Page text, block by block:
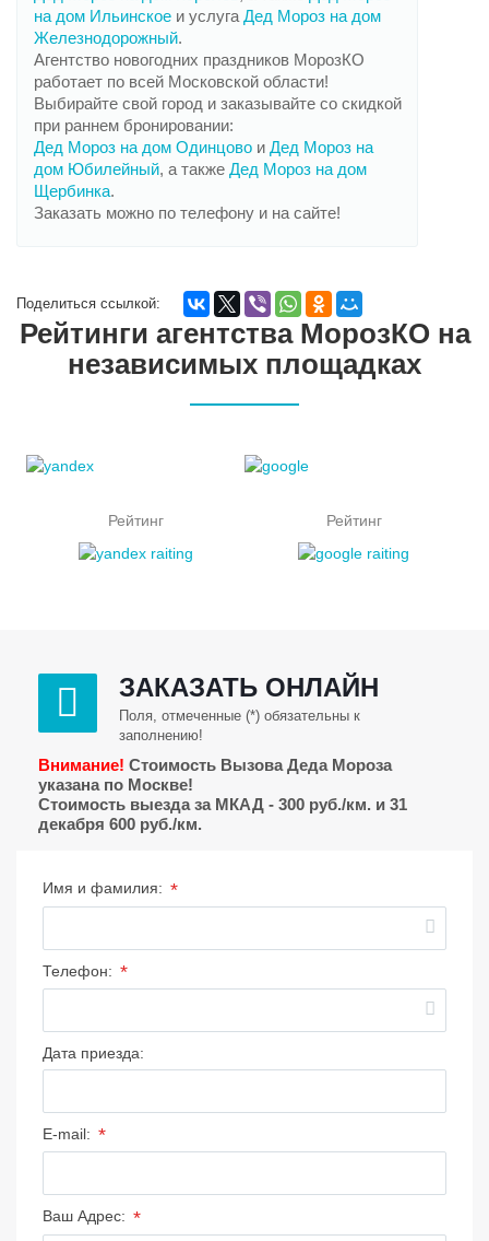
на дом Ильинское и услугаДед Мороз на дом
Железнодорожный.
Агентство новогодних праздников МорозКО
работает по всей Московской области!
Выбирайте свой город и заказывайте со скидкой
при раннем бронировании:
Дед Мороз на дом Одинцово и Дед Мороз на
дом Юбилейный, а также Дед Мороз на дом
Щербинка.
Заказать можно по телефону и на сайте!
Поделиться ссылкой:
Рейтинги агентства МорозКО на
независимых площадках
Рейтинг Рейтинг
ЗАКАЗАТЬ ОНЛАЙН
Поля, отмеченные (*) обязательны к
заполнению!
Внимание! Стоимость Вызова Деда Мороза
указана по Москве!
Стоимость выезда за МКАД - 300 руб./км. и 31
декабря 600 руб./км.
Имя и фамилия: *
Телефон: *
Дата приезда:
E-mail: *
Ваш Адрес: *